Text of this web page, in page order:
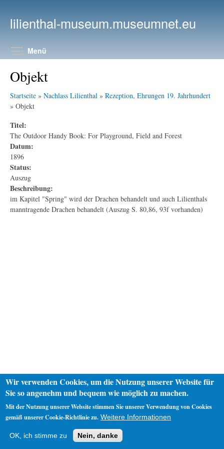
lilienthal-museum.museumnet.eu
Menü
Objekt
Startseite » Nachlass Lilienthal » Rezeption, Ehrungen 19. Jahrhundert
» Objekt
Titel:
The Outdoor Handy Book: For Playground, Field and Forest
Datum:
1896
Status:
Auszug
Beschreibung:
im Kapitel "Spring" wird der Drachen behandelt und auch Lilienthals
manntragende Drachen behandelt (Auszug S. 80,86, 93f vorhanden)
Impressum
Wir verwenden Cookies, um die Nutzung unserer Website für
Sie so angenehm und bequem wie möglich zu machen.
Mit der Nutzung unserer Website stimmen Sie unserer Verwendung von Cookies
gemäß unserer Cookie-Richtlinie zu. Weitere Informationen
OK, ich stimme zu Nein, danke